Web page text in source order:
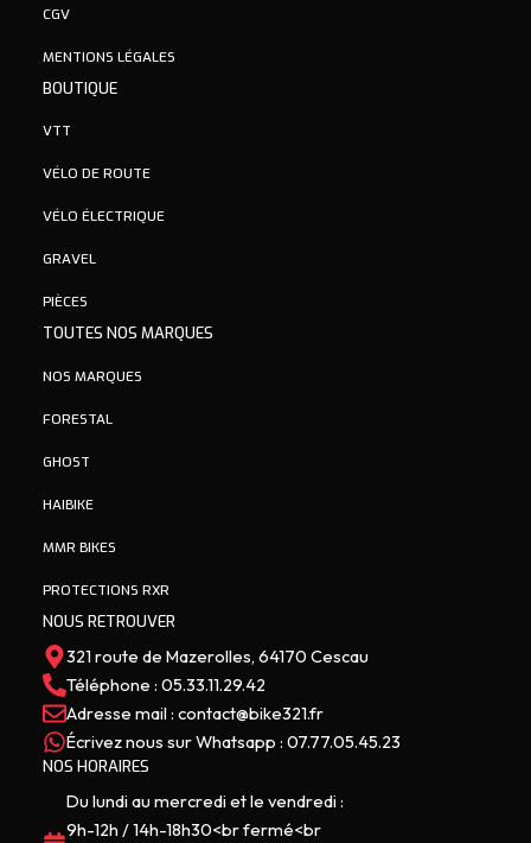
CGV
MENTIONS LÉGALES
BOUTIQUE
VTT
VÉLO DE ROUTE
VÉLO ÉLECTRIQUE
GRAVEL
PIÈCES
TOUTES NOS MARQUES
NOS MARQUES
FORESTAL
GHOST
HAIBIKE
MMR BIKES
PROTECTIONS RXR
NOUS RETROUVER
321 route de Mazerolles, 64170 Cescau
Téléphone : 05.33.11.29.42
Adresse mail : contact@bike321.fr
Écrivez nous sur Whatsapp : 07.77.05.45.23
NOS HORAIRES
Du lundi au mercredi et le vendredi :
9h-12h / 14h-18h30<br fermé<br